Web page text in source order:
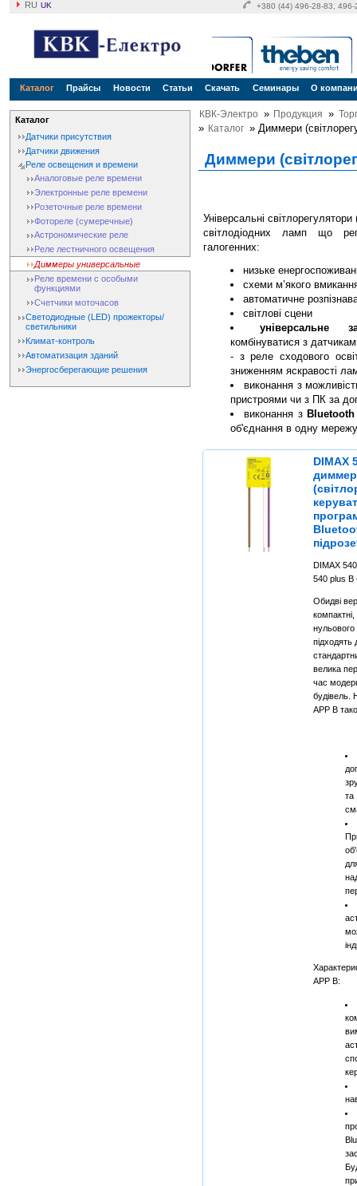
RU UK +380 (44) 496-28-83,
Каталог Прайсы Новости Статьи Скачать Семинары О
Каталог
Датчики присутствия
Датчики движения
Реле освещения и времени
Аналоговые реле времени
Электронные реле времени
Розеточные реле времени
Фотореле (сумеречные)
Астрономические реле
Реле лестничного освещения
Диммеры универсальные
Реле времени с особыми
функциями
Счетчики моточасов
Светодиодные (LED) прожекторы/
светильники
Климат-контроль
Автоматизация зданий
Энергосберегающие решения
КВК-Электро » Продукция »
» Каталог » Диммери
Диммери
Універсальні
світлодіодних ламп що
галогенних:
низьке
схеми м’якого
автоматичне
світлові сцени
універсальне
комбінуватися з
- з реле сходового
зниженням яскравості
виконання з
пристроями чи з ПК за
виконання з
об'єднання в одну мережу
DIMAX
диммер
DIMAX
540 plus B
Обидві
нульового
підходять
велика
час
будівель.
APP B
APP B: